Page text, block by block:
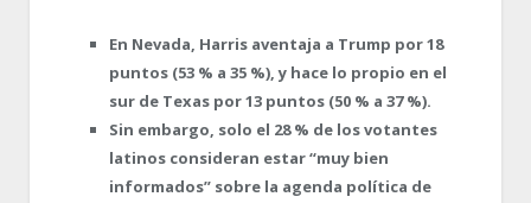
En Nevada, Harris aventaja a Trump por 18
puntos (53 % a 35 %), y hace lo propio en el
sur de Texas por 13 puntos (50 % a 37 %).
Sin embargo, solo el 28 % de los votantes
latinos consideran estar “muy bien
informados” sobre la agenda política de